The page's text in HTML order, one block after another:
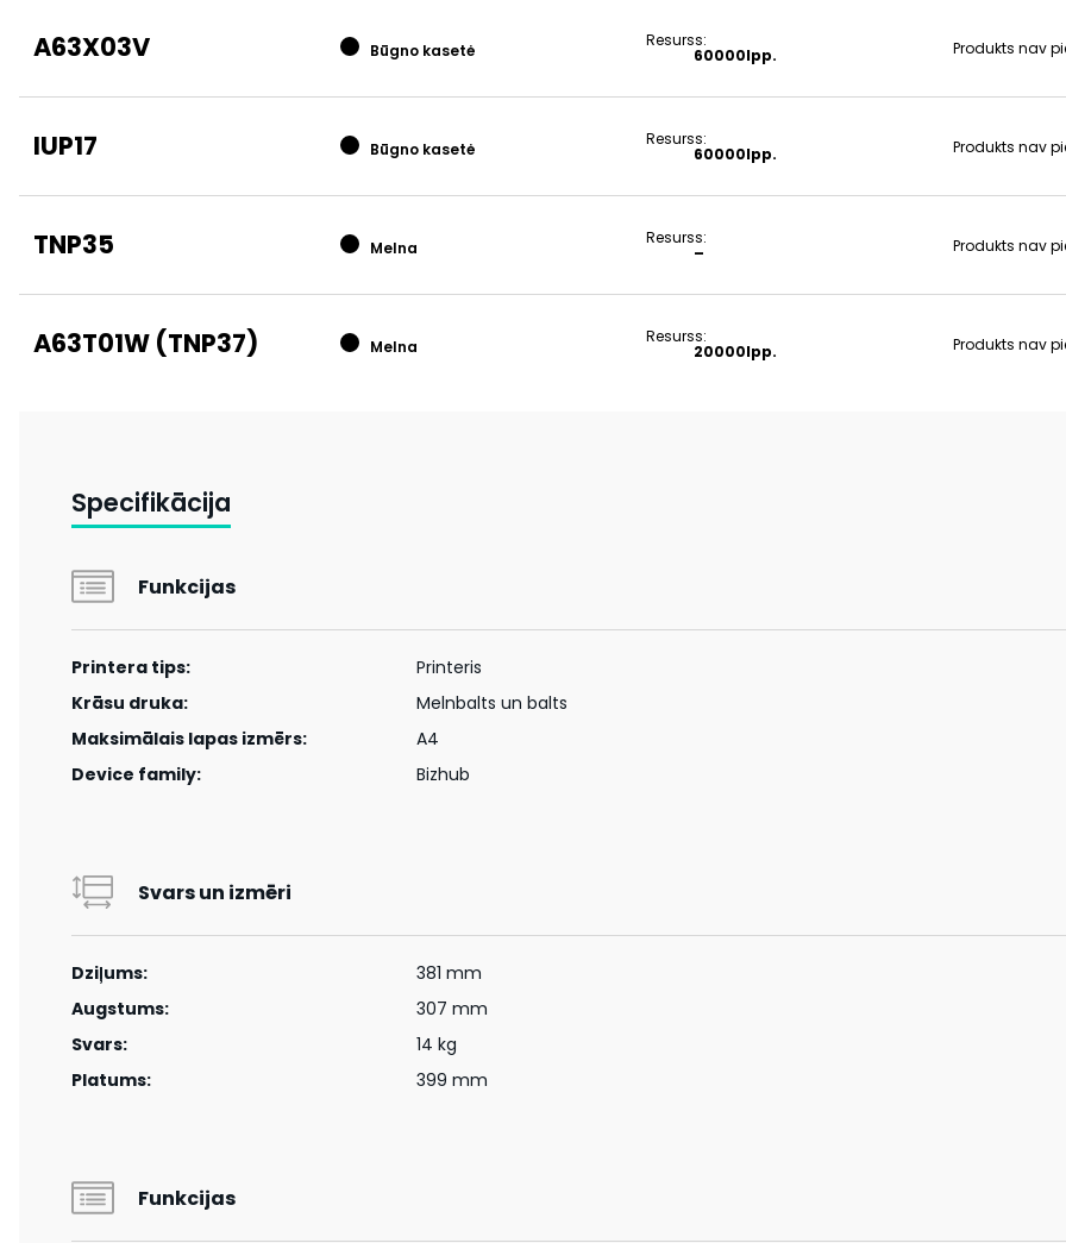
A63X03V Būgno kasetė
Resurss:
60000lpp. Produkts nav
IUP17 Būgno kasetė
Resurss:
60000lpp. Produkts nav
TNP35 Melna
Resurss:
– Produkts nav
A63T01W (TNP37) Melna
Resurss:
20000lpp. Produkts nav
Specifikācija
Funkcijas
Printera tips:
Printeris
Krāsu druka:
Melnbalts un balts
Maksimālais lapas izmērs:
A4
Device family:
Bizhub
Svars un izmēri
Dziļums:
381 mm
Augstums:
307 mm
Svars:
14 kg
Platums:
399 mm
Funkcijas